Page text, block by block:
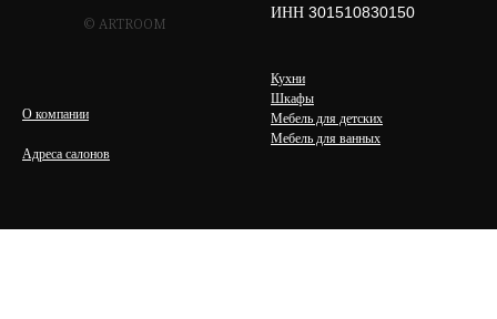
© ARTROOM
ИНН 301510830150
О компании
Адреса салонов
Кухни
Шкафы
Мебель для детских
Мебель для ванных